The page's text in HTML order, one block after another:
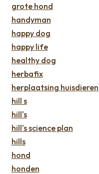
grote hond
handyman
happy dog
happy life
healthy dog
herbafix
herplaatsing huisdieren
hill s
hill's
hill's science plan
hills
hond
honden